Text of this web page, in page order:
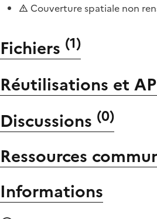
Couverture spatiale non
Fichiers (1)
Réutilisations et
Discussions (0)
Ressources
Informations